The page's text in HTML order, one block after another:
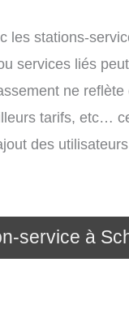
les stations-
services liés
ne
tarifs, etc…
des
service à